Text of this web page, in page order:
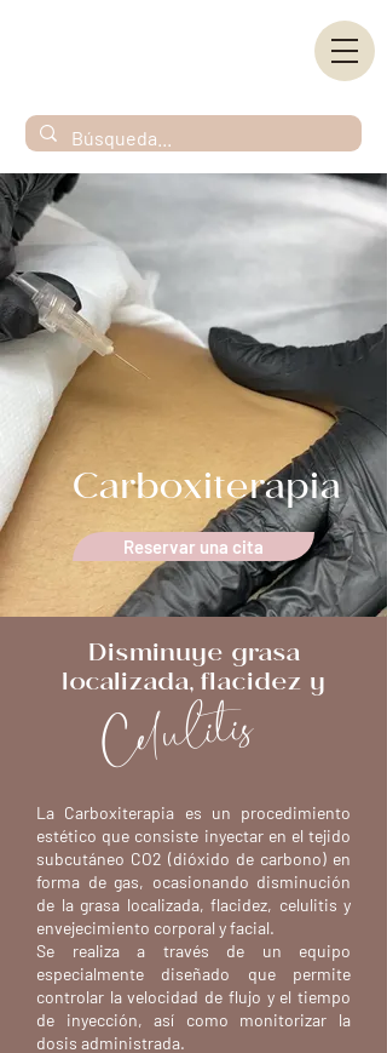
Carboxiterapia
Reservar una cita
Disminuye grasa
localizada, flacidez y
Celulitis
La Carboxiterapia es un procedimiento
estético que consiste inyectar en el tejido
subcutáneo CO2 (dióxido de carbono) en
forma de gas, ocasionando disminución
de la grasa localizada, flacidez, celulitis y
envejecimiento corporal y facial.
Se realiza a través de un equipo
especialmente diseñado que permite
controlar la velocidad de flujo y el tiempo
de inyección, así como monitorizar la
dosis administrada.